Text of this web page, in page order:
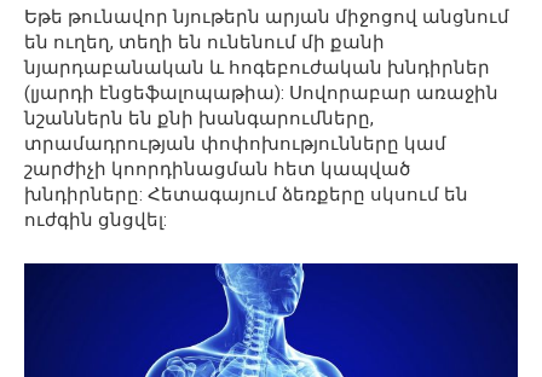
Եթե ​​թունավոր նյութերն արյան միջոցով անցնում
են ուղեղ, տեղի են ունենում մի քանի
նյարդաբանական և հոգեբուժական խնդիրներ
(լյարդի էնցեֆալոպաթիա): Սովորաբար առաջին
նշաններն են քնի խանգարումները,
տրամադրության փոփոխությունները կամ
շարժիչի կոորդինացման հետ կապված
խնդիրները: Հետագայում ձեռքերը սկսում են
ուժգին ցնցվել: